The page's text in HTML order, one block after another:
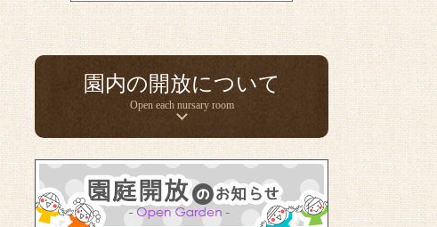
園内の開放について
Open each nursary room